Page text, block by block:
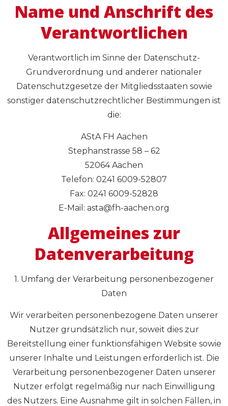
Name und Anschrift des
Verantwortlichen
Verantwortlich im Sinne der Datenschutz-
Grundverordnung und anderer nationaler
Datenschutzgesetze der Mitgliedsstaaten sowie
sonstiger datenschutzrechtlicher Bestimmungen ist
die:
AStA FH Aachen
Stephanstrasse 58 – 62
52064 Aachen
Telefon: 0241 6009-52807
Fax: 0241 6009-52828
E-Mail: asta@fh-aachen.org
Allgemeines zur
Datenverarbeitung
1. Umfang der Verarbeitung personenbezogener
Daten
Wir verarbeiten personenbezogene Daten unserer
Nutzer grundsätzlich nur, soweit dies zur
Bereitstellung einer funktionsfähigen Website sowie
unserer Inhalte und Leistungen erforderlich ist. Die
Verarbeitung personenbezogener Daten unserer
Nutzer erfolgt regelmäßig nur nach Einwilligung
des Nutzers. Eine Ausnahme gilt in solchen Fällen, in